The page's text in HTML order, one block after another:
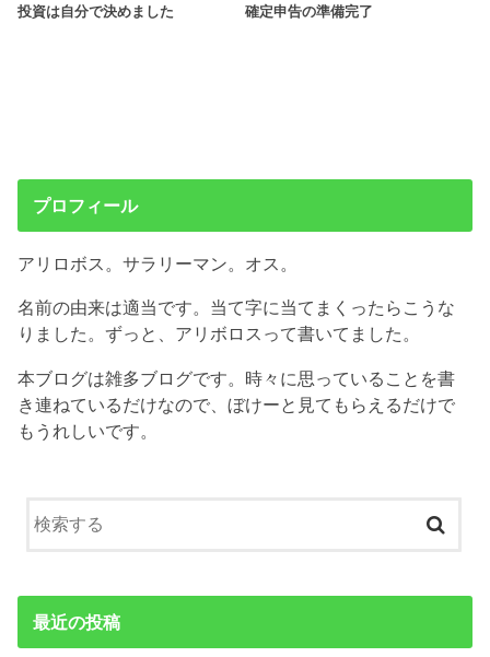
投資は自分で決めました
確定申告の準備完了
プロフィール
アリロボス。サラリーマン。オス。
名前の由来は適当です。当て字に当てまくったらこうな
りました。ずっと、アリボロスって書いてました。
本ブログは雑多ブログです。時々に思っていることを書
き連ねているだけなので、ぼけーと見てもらえるだけで
もうれしいです。
最近の投稿